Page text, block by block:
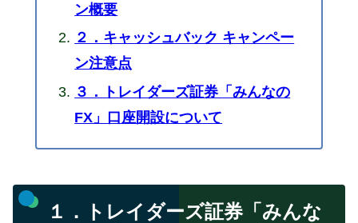
ン概要
２．キャッシュバック キャンペー
ン注意点
３．トレイダーズ証券「みんなの
FX」口座開設について
１．トレイダーズ証券「みんな